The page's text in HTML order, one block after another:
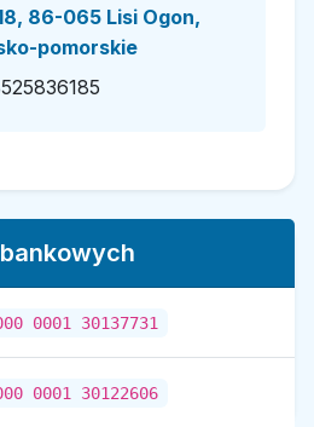
86-065 Lisi Ogon,
pomorskie
0001 30137731
0001 30122606